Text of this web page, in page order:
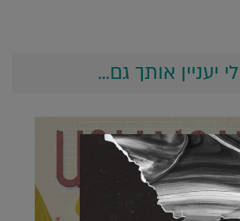
יעניין אותך גם...